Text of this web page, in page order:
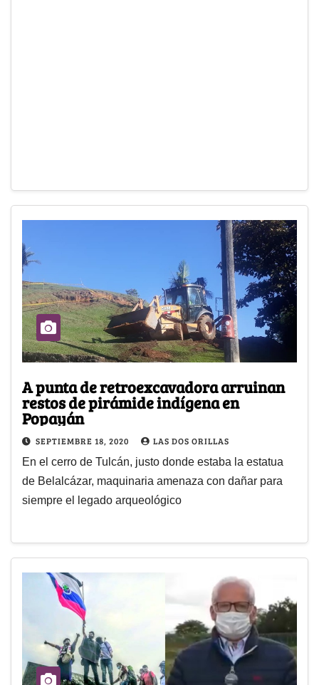
A punta de retroexcavadora arruinan
restos de pirámide indígena en
Popayán
SEPTIEMBRE 18, 2020 LAS DOS ORILLAS
En el cerro de Tulcán, justo donde estaba la estatua
de Belalcázar, maquinaria amenaza con dañar para
siempre el legado arqueológico